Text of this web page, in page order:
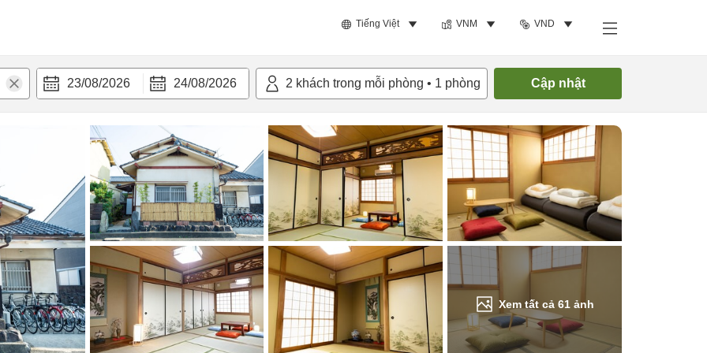
Tiếng Việt VNM VND
23/08/2026 24/08/2026 2 khách trong mỗi phòng • 1 phòng Cập nhật
Xem tất cả61 ảnh
nghi Tìm phòng trống